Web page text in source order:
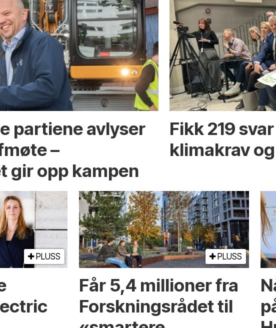
partiene avlyser
–
gir opp kampen
Fikk 219
klimakrav
PLUSS PLUSS
Får 5,4 millioner fra
Forskningsrådet til